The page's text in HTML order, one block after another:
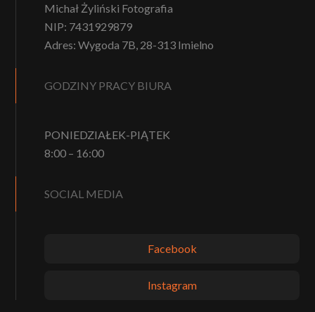
Michał Żyliński Fotografia
NIP: 7431929879
Adres: Wygoda 7B, 28-313 Imielno
GODZINY PRACY BIURA
PONIEDZIAŁEK-PIĄTEK
8:00 – 16:00
SOCIAL MEDIA
Facebook
Instagram